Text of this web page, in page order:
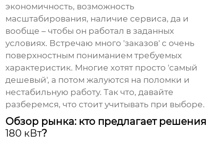
экономичность, возможность
масштабирования, наличие сервиса, да и
вообще – чтобы он работал в заданных
условиях. Встречаю много 'заказов' с очень
поверхностным пониманием требуемых
характеристик. Многие хотят просто 'самый
дешевый', а потом жалуются на поломки и
нестабильную работу. Так что, давайте
разберемся, что стоит учитывать при выборе.
Обзор рынка: кто предлагает решения
180 кВт?